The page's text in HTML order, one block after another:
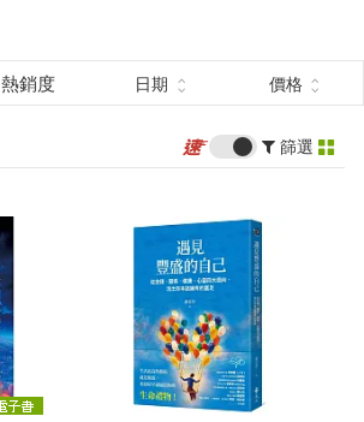
圖書(8)
熱銷度 日期 價格
篩選